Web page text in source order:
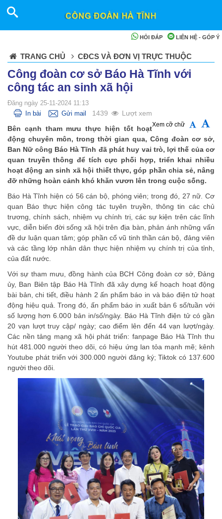
LIÊN HỆ - GÓP Ý
HỎI ĐÁP
TRANG CHỦ CĐCS VÀ ĐƠN VỊ TRỰC THUỘC
Công đoàn cơ sở Báo Hà Tĩnh với
công tác an sinh xã hội
Đăng ngày 25-11-2024 11:13
In bài
Gửi mail 1439 Lượt xem
Xem cỡ chữ
Bên cạnh tham mưu thực hiện tốt hoạt
động chuyên môn, trong thời gian qua, Công đoàn cơ sở,
Ban Nữ công Báo Hà Tĩnh đã phát huy vai trò, lợi thế của cơ
quan truyền thông để tích cực phối hợp, triển khai nhiều
hoạt động an sinh xã hội thiết thực, góp phần chia sẻ, nâng
đỡ những hoàn cảnh khó khăn vươn lên trong cuộc sống.
Báo Hà Tĩnh hiện có 56 cán bộ, phóng viên; trong đó, 27 nữ. Cơ
quan Báo thực hiện công tác tuyên truyền, thông tin các chủ
trương, chính sách, nhiệm vụ chính trị, các sự kiện trên các lĩnh
vực, diễn biến đời sống xã hội trên địa bàn, phản ánh những vấn
đề dư luận quan tâm; góp phần cổ vũ tinh thần cán bộ, đảng viên
và các tầng lớp nhân dân thực hiện nhiệm vụ chính trị của tỉnh,
của đất nước.
Với sự tham mưu, đồng hành của BCH Công đoàn cơ sở, Đảng
ủy, Ban Biên tập Báo Hà Tĩnh đã xây dựng kế hoạch hoạt động
bài bản, chi tiết, điều hành 2 ấn phẩm báo in và báo điện tử hoạt
động hiệu quả. Trong đó, ấn phẩm báo in xuất bản 6 số/tuần với
số lượng hơn 6.000 bản in/số/ngày. Báo Hà Tĩnh điện tử có gần
20 vạn lượt truy cập/ ngày; cao điểm lên đến 44 vạn lượt/ngày.
Các nền tảng mạng xã hội phát triển: fanpage Báo Hà Tĩnh thu
hút 481.000 người theo dõi, có hiệu ứng lan tỏa mạnh mẽ; kênh
Youtube phát triển với 300.000 người đăng ký; Tiktok có 137.600
người theo dõi.